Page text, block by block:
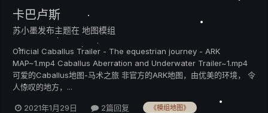
卡巴卢斯
苏小墨发布主题在 地图模组
Official Caballus Trailer - The equestrian journey - ARK
MAP~1.mp4 Caballus Aberration and Underwater Trailer~1.mp4
可爱的Caballus地图-马术之旅 非官方的ARK地图，由优美的环境， 令
人惊叹的地方，...
2021年1月29日 2篇回复 《模组地图》